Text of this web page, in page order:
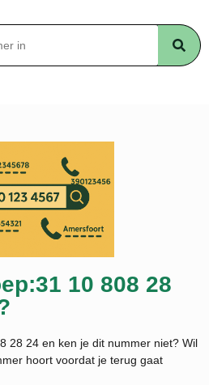
10 808 28
28 24 en ken je dit nummer niet? Wil
hoort voordat je terug gaat